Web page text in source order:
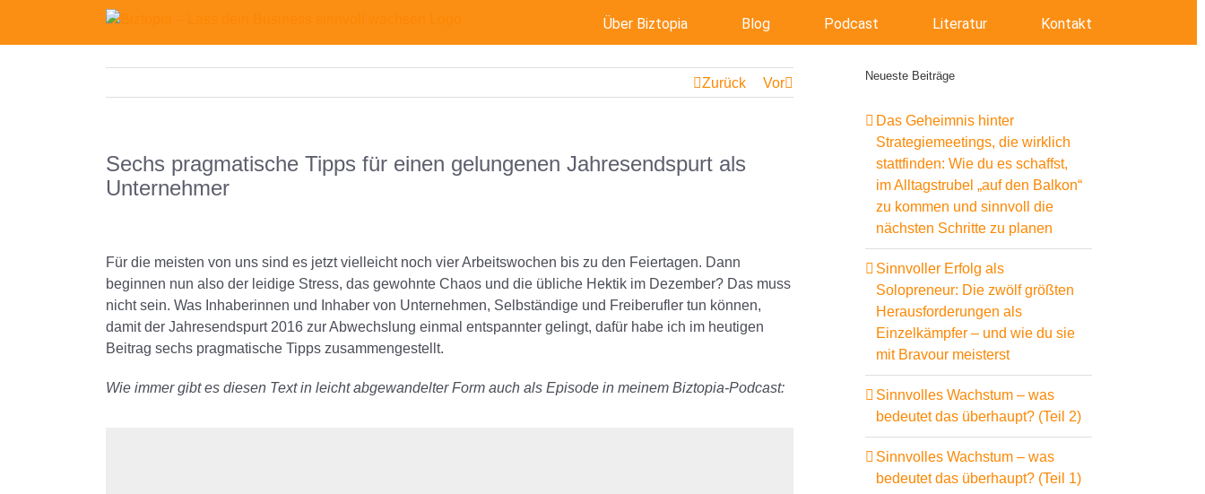
Über Biztopia Blog Podcast Literatur Kontakt
Zurück Vor
Sechs pragmatische Tipps für einen gelungenen Jahresendspurt als
Unternehmer
Larger
Image
Für die meisten von uns sind es jetzt vielleicht noch vier Arbeitswochen bis zu den Feiertagen. Dann
beginnen nun also der leidige Stress, das gewohnte Chaos und die übliche Hektik im Dezember? Das muss
nicht sein. Was Inhaberinnen und Inhaber von Unternehmen, Selbständige und Freiberufler tun können,
damit der Jahresendspurt 2016 zur Abwechslung einmal entspannter gelingt, dafür habe ich im heutigen
Beitrag sechs pragmatische Tipps zusammengestellt.
Wie immer gibt es diesen Text in leicht abgewandelter Form auch als Episode in meinem Biztopia-Podcast:
Neueste Beiträge
Das Geheimnis hinter
Strategiemeetings, die wirklich
stattfinden: Wie du es schaffst,
im Alltagstrubel „auf den Balkon“
zu kommen und sinnvoll die
nächsten Schritte zu planen
Sinnvoller Erfolg als
Solopreneur: Die zwölf größten
Herausforderungen als
Einzelkämpfer – und wie du sie
mit Bravour meisterst
Sinnvolles Wachstum – was
bedeutet das überhaupt? (Teil 2)
Sinnvolles Wachstum – was
bedeutet das überhaupt? (Teil 1)